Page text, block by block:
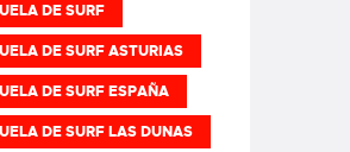
DE SURF
DE SURF ASTURIAS
DE SURF ESPAÑA
DE SURF LAS DUNAS